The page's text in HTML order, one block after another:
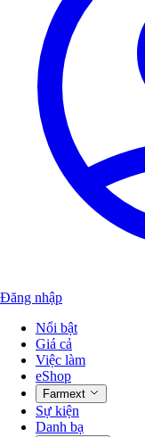
Đăng nhập
Nổi bật
Giá cả
Việc làm
eShop
Farmext
Sự kiện
Danh bạ